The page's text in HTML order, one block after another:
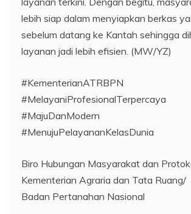
lebih siap dalam menyiapkan berkas
sebelum datang ke Kantah sehingga
layanan jadi lebih efisien. (MW/YZ)
#KementerianATRBPN
#MelayaniProfesionalTerpercaya
#MajuDanModern
#MenujuPelayananKelasDunia
Biro Hubungan Masyarakat dan
Kementerian Agraria dan Tata Ruang/
Badan Pertanahan Nasional